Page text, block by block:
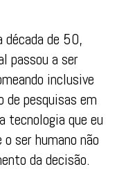
década de 50,
passou a ser
inclusive
de pesquisas em
tecnologia que eu
ser humano não
da decisão.